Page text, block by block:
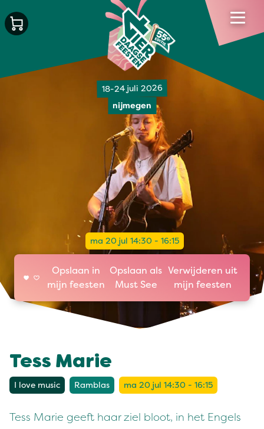
18-24 juli 2026
nijmegen
ma 20 jul 14:30 - 16:15
Opslaan in
mijn feesten
Opslaan als
Must See
Verwijderen uit
mijn feesten
Tess Marie
I love music Ramblas ma 20 jul 14:30 - 16:15
Tess Marie geeft haar ziel bloot, in het Engels